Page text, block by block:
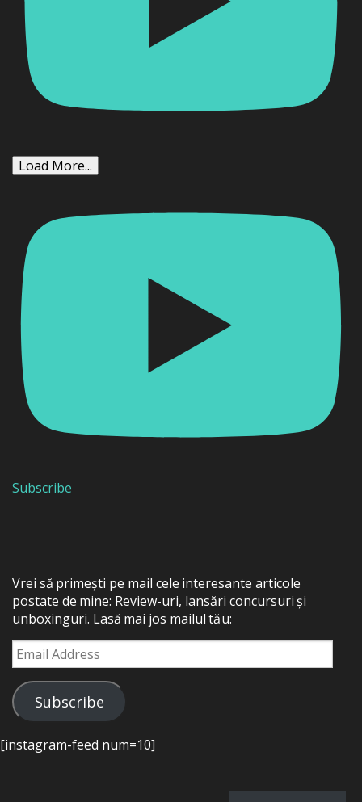
Load More...
Subscribe
Vrei să primești pe mail cele interesante articole
postate de mine: Review-uri, lansări concursuri și
unboxinguri. Lasă mai jos mailul tău:
Email
Address
Subscribe
[instagram-feed num=10]